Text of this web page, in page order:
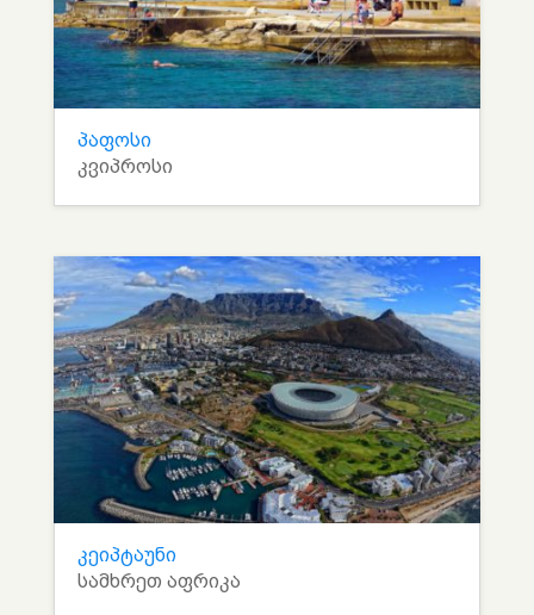
პაფოსი
კვიპროსი
კეიპტაუნი
სამხრეთ აფრიკა